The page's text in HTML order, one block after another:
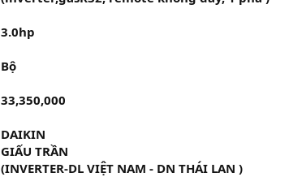
3.0hp
Bộ
33,350,000
DAIKIN
GIẤU TRẦN
(INVERTER-DL VIỆT NAM - DN THÁI LAN )